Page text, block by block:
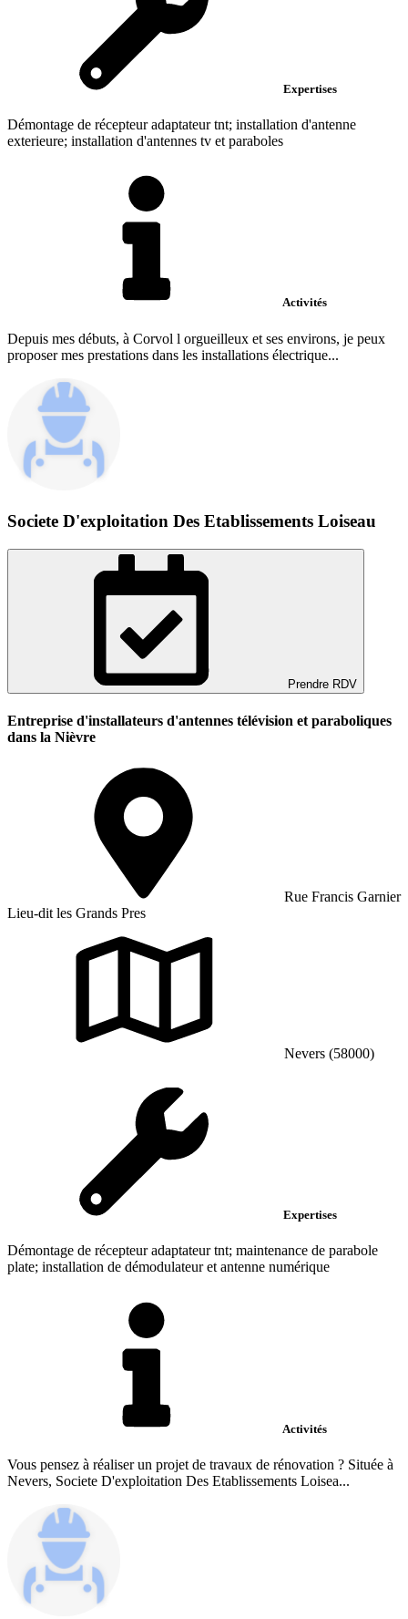
Expertises
Démontage de récepteur adaptateur tnt; installation d'antenne
exterieure; installation d'antennes tv et paraboles
Activités
Depuis mes débuts, à Corvol l orgueilleux et ses environs, je peux
proposer mes prestations dans les installations électrique...
Societe D'exploitation Des Etablissements Loiseau
Prendre RDV
Entreprise d'installateurs d'antennes télévision et paraboliques
dans la Nièvre
Rue Francis Garnier
Lieu-dit les Grands Pres
Nevers (58000)
Expertises
Démontage de récepteur adaptateur tnt; maintenance de parabole
plate; installation de démodulateur et antenne numérique
Activités
Vous pensez à réaliser un projet de travaux de rénovation ? Située à
Nevers, Societe D'exploitation Des Etablissements Loisea...